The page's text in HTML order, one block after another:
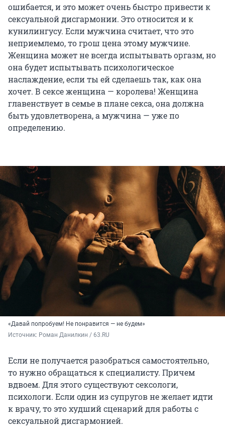
ошибается, и это может очень быстро привести к
сексуальной дисгармонии. Это относится и к
кунилингусу. Если мужчина считает, что это
неприемлемо, то грош цена этому мужчине.
Женщина может не всегда испытывать оргазм, но
она будет испытывать психологическое
наслаждение, если ты ей сделаешь так, как она
хочет. В сексе женщина — королева! Женщина
главенствует в семье в плане секса, она должна
быть удовлетворена, а мужчина — уже по
определению.
«Давай попробуем! Не понравится — не будем»
Источник: Роман Данилкин / 63.RU
Если не получается разобраться самостоятельно,
то нужно обращаться к специалисту. Причем
вдвоем. Для этого существуют сексологи,
психологи. Если один из супругов не желает идти
к врачу, то это худший сценарий для работы с
сексуальной дисгармонией.